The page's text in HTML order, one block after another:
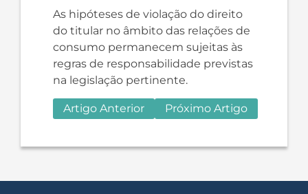
As hipóteses de violação do direito
do titular no âmbito das relações de
consumo permanecem sujeitas às
regras de responsabilidade previstas
na legislação pertinente.
Artigo Anterior Próximo Artigo